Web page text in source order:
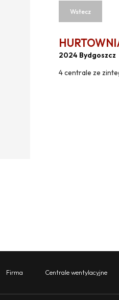
Wstecz
2024 Bydgoszcz
4 centrale ze
Firma Centrale wentylacyjne